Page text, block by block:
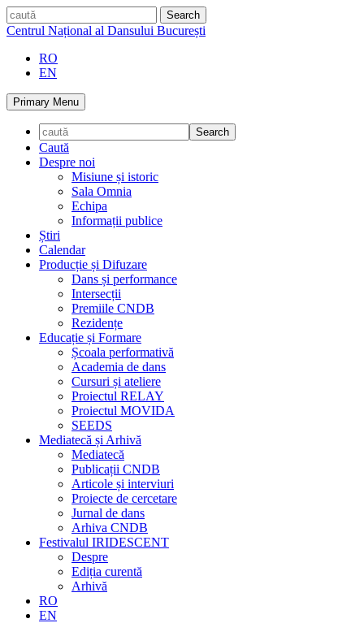
Skip
to
caută
Centrul Național al Dansului București
RO
EN
Primary Menu
Caută
Despre noi
Misiune și istoric
Sala Omnia
Echipa
Informații publice
Știri
Calendar
Producție și Difuzare
Dans și performance
Intersecții
Premiile CNDB
Rezidențe
Educație și Formare
Școala performativă
Academia de dans
Cursuri și ateliere
Proiectul RELAY
Proiectul MOVIDA
SEEDS
Mediatecă și Arhivă
Mediatecă
Publicații CNDB
Articole și interviuri
Proiecte de cercetare
Jurnal de dans
Arhiva CNDB
Festivalul IRIDESCENT
Despre
Ediția curentă
Arhivă
RO
EN